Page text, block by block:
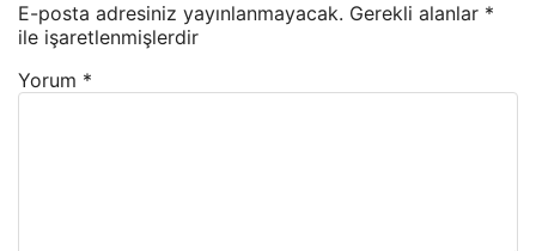
E-posta adresiniz yayınlanmayacak. Gerekli alanlar *
ile işaretlenmişlerdir
Yorum *